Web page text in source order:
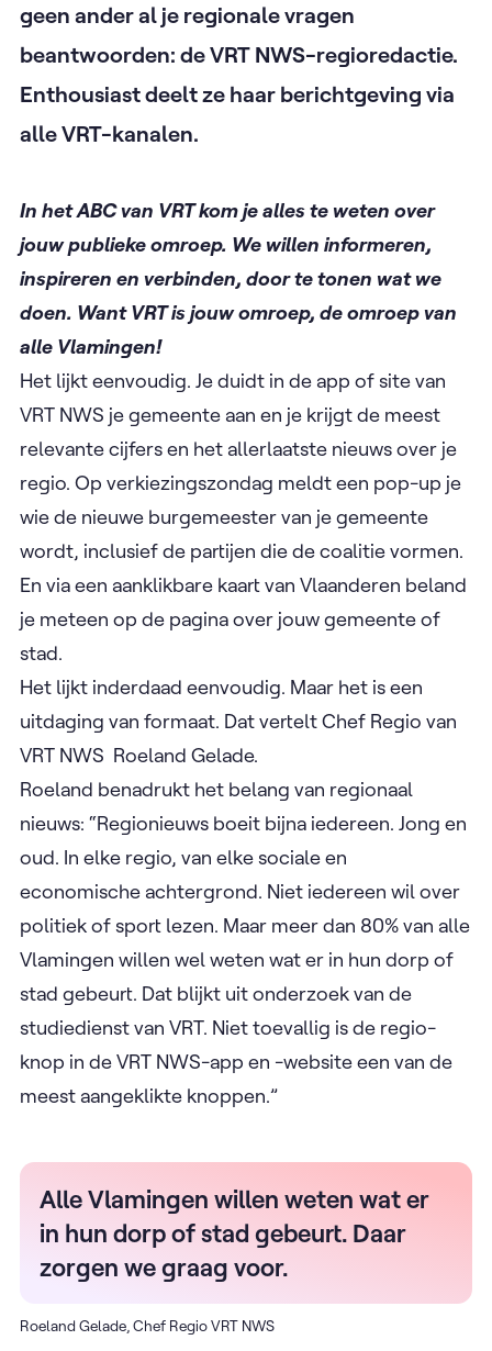
geen ander al je regionale vragen
beantwoorden: de VRT NWS-regioredactie.
Enthousiast deelt ze haar berichtgeving via
alle VRT-kanalen.
In het ABC van VRT kom je alles te weten over
jouw publieke omroep. We willen informeren,
inspireren en verbinden, door te tonen wat we
doen. Want VRT is jouw omroep, de omroep van
alle Vlamingen!
Het lijkt eenvoudig. Je duidt in de app of site van
VRT NWS je gemeente aan en je krijgt de meest
relevante cijfers en het allerlaatste nieuws over je
regio. Op verkiezingszondag meldt een pop-up je
wie de nieuwe burgemeester van je gemeente
wordt, inclusief de partijen die de coalitie vormen.
En via een aanklikbare kaart van Vlaanderen beland
je meteen op de pagina over jouw gemeente of
stad.
Het lijkt inderdaad eenvoudig. Maar het is een
uitdaging van formaat. Dat vertelt Chef Regio van
VRT NWS Roeland Gelade.
Roeland benadrukt het belang van regionaal
nieuws: “Regionieuws boeit bijna iedereen. Jong en
oud. In elke regio, van elke sociale en
economische achtergrond. Niet iedereen wil over
politiek of sport lezen. Maar meer dan 80% van alle
Vlamingen willen wel weten wat er in hun dorp of
stad gebeurt. Dat blijkt uit onderzoek van de
studiedienst van VRT. Niet toevallig is de regio-
knop in de VRT NWS-app en -website een van de
meest aangeklikte knoppen.”
Alle Vlamingen willen weten wat er
in hun dorp of stad gebeurt. Daar
zorgen we graag voor.
Roeland Gelade, Chef Regio VRT NWS